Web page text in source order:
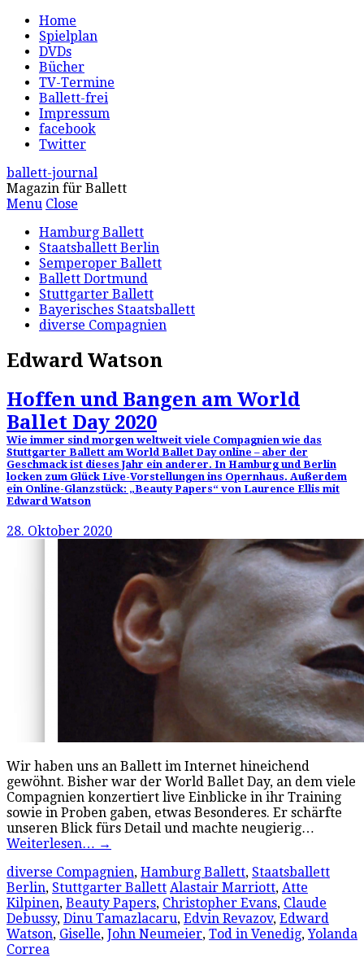
Home
Spielplan
DVDs
Bücher
TV-Termine
Ballett-frei
Impressum
facebook
Twitter
ballett-journal
Magazin für Ballett
Menu Close
Hamburg Ballett
Staatsballett Berlin
Semperoper Ballett
Ballett Dortmund
Stuttgarter Ballett
Bayerisches Staatsballett
diverse Compagnien
Edward Watson
Hoffen und Bangen am World
Ballet Day 2020
Wie immer sind morgen weltweit viele Compagnien wie das
Stuttgarter Ballett am World Ballet Day online – aber der
Geschmack ist dieses Jahr ein anderer. In Hamburg und Berlin
locken zum Glück Live-Vorstellungen ins Opernhaus. Außerdem
ein Online-Glanzstück: „Beauty Papers“ von Laurence Ellis mit
Edward Watson
28. Oktober 2020
Wir haben uns an Ballett im Internet hineichend
gewöhnt. Bisher war der World Ballet Day, an dem viele
Compagnien konzertiert live Einblicke in ihr Training
sowie in Proben gaben, etwas Besonderes. Er schärfte
unseren Blick fürs Detail und machte neugierig…
Weiterlesen… →
diverse Compagnien, Hamburg Ballett, Staatsballett
Berlin, Stuttgarter Ballett Alastair Marriott, Atte
Kilpinen, Beauty Papers, Christopher Evans, Claude
Debussy, Dinu Tamazlacaru, Edvin Revazov, Edward
Watson, Giselle, John Neumeier, Tod in Venedig,Yolanda
Correa